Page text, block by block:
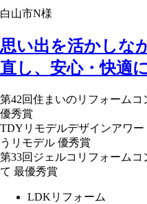
白山市N様
思い出を活かしな
直し、安心・快適
第42回住まいのリフォーム
優秀賞
TDYリモデルデザインアワ
うリモデル 優秀賞
第33回ジェルコリフォームコ
て 最優秀賞
LDKリフォーム